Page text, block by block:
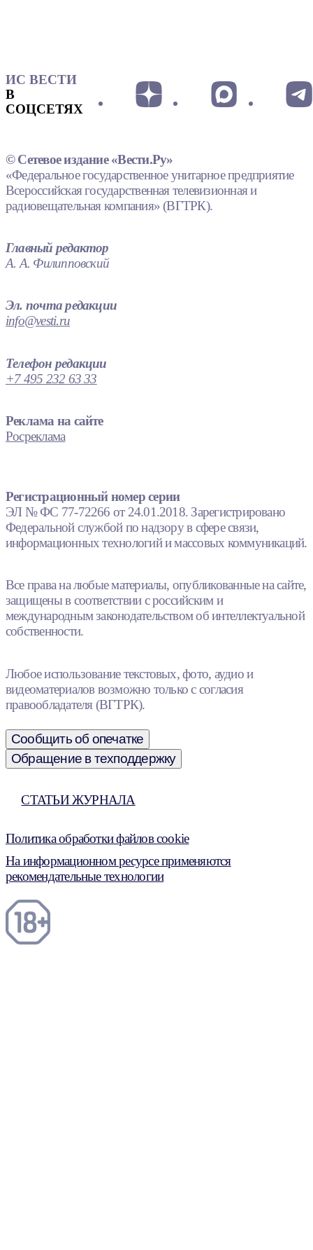
ИС ВЕСТИ
В
СОЦСЕТЯХ
© Сетевое издание «Вести.Ру»
«Федеральное государственное унитарное предприятие
Всероссийская государственная телевизионная и
радиовещательная компания» (ВГТРК).
Главный редактор
А. А. Филипповский
Эл. почта редакции
info@vesti.ru
Телефон редакции
+7 495 232 63 33
Реклама на сайте
Росреклама
Регистрационный номер серии
ЭЛ № ФС 77-72266 от 24.01.2018. Зарегистрировано
Федеральной службой по надзору в сфере связи,
информационных технологий и массовых коммуникаций.
Все права на любые материалы, опубликованные на сайте,
защищены в соответствии с российским и
международным законодательством об интеллектуальной
собственности.
Любое использование текстовых, фото, аудио и
видеоматериалов возможно только с согласия
правообладателя (ВГТРК).
Сообщить об опечатке
Обращение в техподдержку
СТАТЬИ ЖУРНАЛА
Политика обработки файлов cookie
На информационном ресурсе применяются
рекомендательные технологии